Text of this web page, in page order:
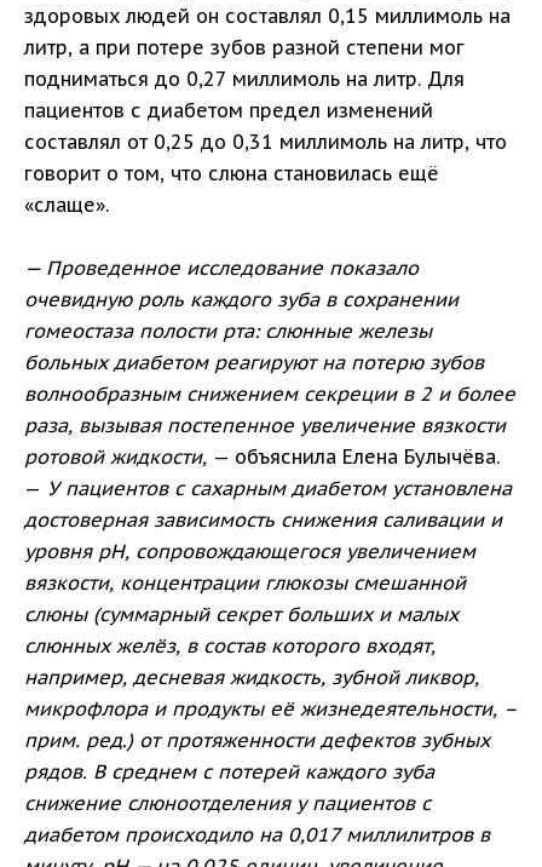
здоровых людей он составлял 0,15 миллимоль на
литр, а при потере зубов разной степени мог
подниматься до 0,27 миллимоль на литр. Для
пациентов с диабетом предел изменений
составлял от 0,25 до 0,31 миллимоль на литр, что
говорит о том, что слюна становилась ещё
«слаще».
— Проведенное исследование показало
очевидную роль каждого зуба в сохранении
гомеостаза полости рта: слюнные железы
больных диабетом реагируют на потерю зубов
волнообразным снижением секреции в 2 и более
раза, вызывая постепенное увеличение вязкости
ротовой жидкости, — объяснила Елена Булычёва.
— У пациентов с сахарным диабетом установлена
достоверная зависимость снижения саливации и
уровня pH, сопровождающегося увеличением
вязкости, концентрации глюкозы смешанной
слюны (суммарный секрет больших и малых
слюнных желёз, в состав которого входят,
например, десневая жидкость, зубной ликвор,
микрофлора и продукты её жизнедеятельности, –
прим. ред.) от протяженности дефектов зубных
рядов. В среднем с потерей каждого зуба
снижение слюноотделения у пациентов с
диабетом происходило на 0,017 миллилитров в